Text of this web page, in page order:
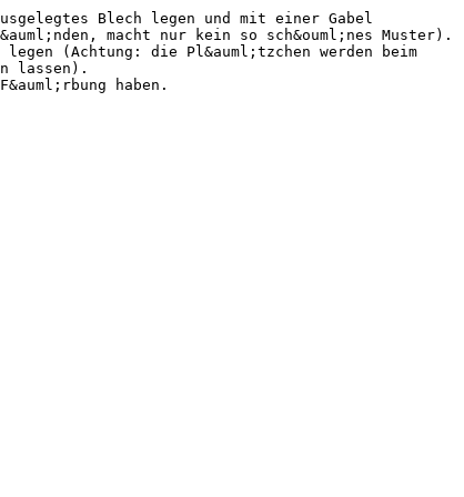
Blech legen und mit einer Gabel
macht nur kein so sch&ouml;nes Muster).
(Achtung: die Pl&auml;tzchen werden beim
lassen).